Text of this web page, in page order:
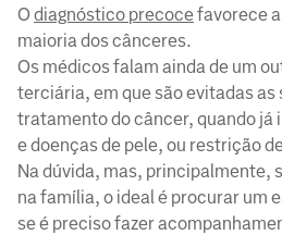
O diagnóstico precocefavorece
maioria dos cânceres.
Os médicos falam ainda de um
terciária, em que são evitadas as
tratamento do câncer, quando já
e doenças de pele, ou restrição
Na dúvida, mas, principalmente,
na família, o ideal é procurar um
se é preciso fazer